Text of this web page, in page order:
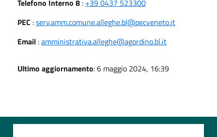
Telefono Interno 8 : +39 0437 523300
PEC :serv.amm.comune.alleghe.bl@pecveneto.it
Email :amministrativa.alleghe@agordino.bl.it
Ultimo aggiornamento: 6 maggio 2024, 16:39